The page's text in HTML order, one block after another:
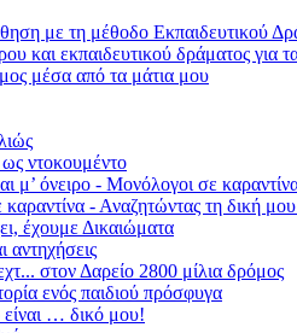
με τη μέθοδο Εκπαιδευτικού
και εκπαιδευτικού δράματος για
μέσα από τα μάτια μου
ντοκουμέντο
μ’ όνειρο - Μονόλογοι σε
- Αναζητώντας τη δική
έχουμε Δικαιώματα
αντηχήσεις
στον Δαρείο 2800 μίλια δρόμος
ενός παιδιού πρόσφυγα
… δικό μου!